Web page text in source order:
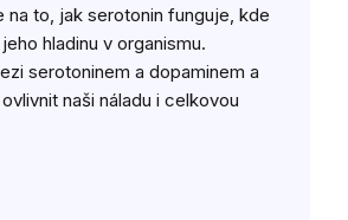
na to, jak serotonin funguje, kde
hladinu v organismu.
serotoninem a dopaminem a
naši náladu i celkovou